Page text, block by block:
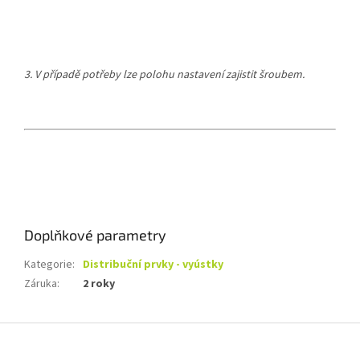
3. V případě potřeby lze polohu nastavení zajistit šroubem.
Doplňkové parametry
Kategorie: Distribuční prvky - vyústky
Záruka: 2 roky